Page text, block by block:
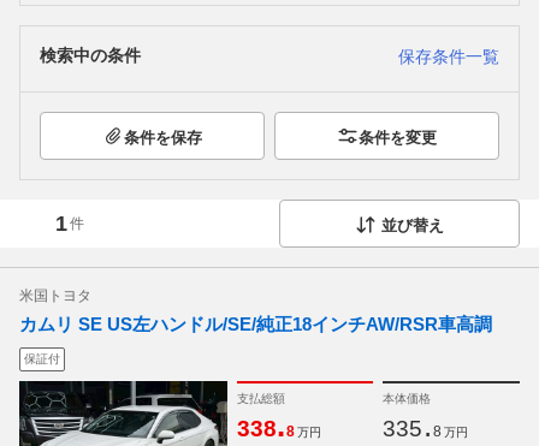
検索中の条件 保存条件一覧
条件を保存 条件を変更
1件 並び替え
米国トヨタ
カムリ SE US左ハンドル/SE/純正18インチAW/RSR車高調
保証付
支払総額
338.8 万円
本体価格
335. 8 万円